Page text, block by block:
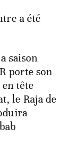
a été
saison
porte son
tête
le Raja de